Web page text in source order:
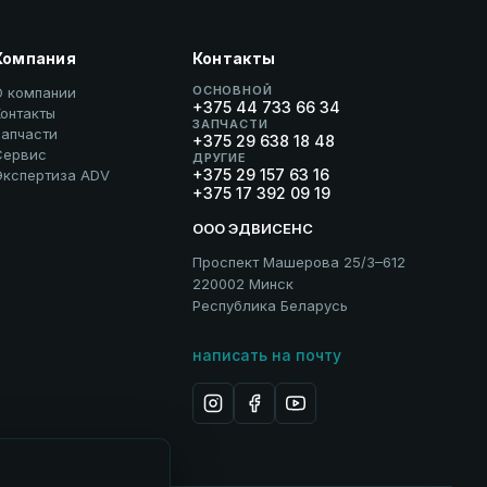
компании
ADV
Контакты
ОСНОВНОЙ
+375 44 733 66 34
ЗАПЧАСТИ
+375 29 638 18 48
ДРУГИЕ
+375 29 157 63 16
+375 17 392 09 19
ООО ЭДВИСЕНС
Проспект Машерова 25/3–612
220002 Минск
Республика Беларусь
написать на почту